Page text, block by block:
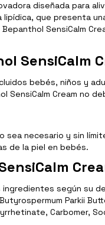
diseñada para
que presenta
SensiCalm
SensiCalm
bebés, niños y
Cream no
necesario y sin
de la piel en bebés.
según su
Parkii
Carbomer,